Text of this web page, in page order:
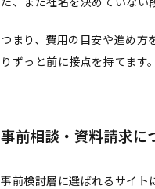
つまり、費用の目安や進め方
りずっと前に接点を持てます
事前相談・資料請求に
事前検討層に選ばれるサイト